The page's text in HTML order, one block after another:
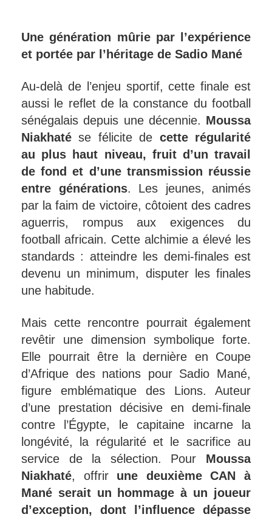
Une génération mûrie par l’expérience
et portée par l’héritage de Sadio Mané
Au-delà de l’enjeu sportif, cette finale est
aussi le reflet de la constance du football
sénégalais depuis une décennie. Moussa
Niakhaté se félicite de cette régularité
au plus haut niveau, fruit d’un travail
de fond et d’une transmission réussie
entre générations. Les jeunes, animés
par la faim de victoire, côtoient des cadres
aguerris, rompus aux exigences du
football africain. Cette alchimie a élevé les
standards : atteindre les demi-finales est
devenu un minimum, disputer les finales
une habitude.
Mais cette rencontre pourrait également
revêtir une dimension symbolique forte.
Elle pourrait être la dernière en Coupe
d’Afrique des nations pour Sadio Mané,
figure emblématique des Lions. Auteur
d’une prestation décisive en demi-finale
contre l’Égypte, le capitaine incarne la
longévité, la régularité et le sacrifice au
service de la sélection. Pour Moussa
Niakhaté, offrir une deuxième CAN à
Mané serait un hommage à un joueur
d’exception, dont l’influence dépasse